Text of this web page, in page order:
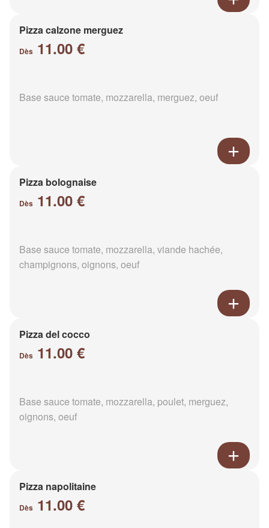
Pizza calzone merguez
Dès 11.00 €
Base sauce tomate, mozzarella, merguez, oeuf
Pizza bolognaise
Dès 11.00 €
Base sauce tomate, mozzarella, viande hachée,
champignons, oignons, oeuf
Pizza del cocco
Dès 11.00 €
Base sauce tomate, mozzarella, poulet, merguez,
oignons, oeuf
Pizza napolitaine
Dès 11.00 €